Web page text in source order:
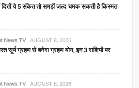
ये 5 संकेत तो समझें जल्द चमक सकती है किस्मत
News TV AUGUST 8, 2026
सूर्य ग्रहण से बनेगा ग्रहण योग, इन 3 राशियों पर
News TV AUGUST 8, 2026